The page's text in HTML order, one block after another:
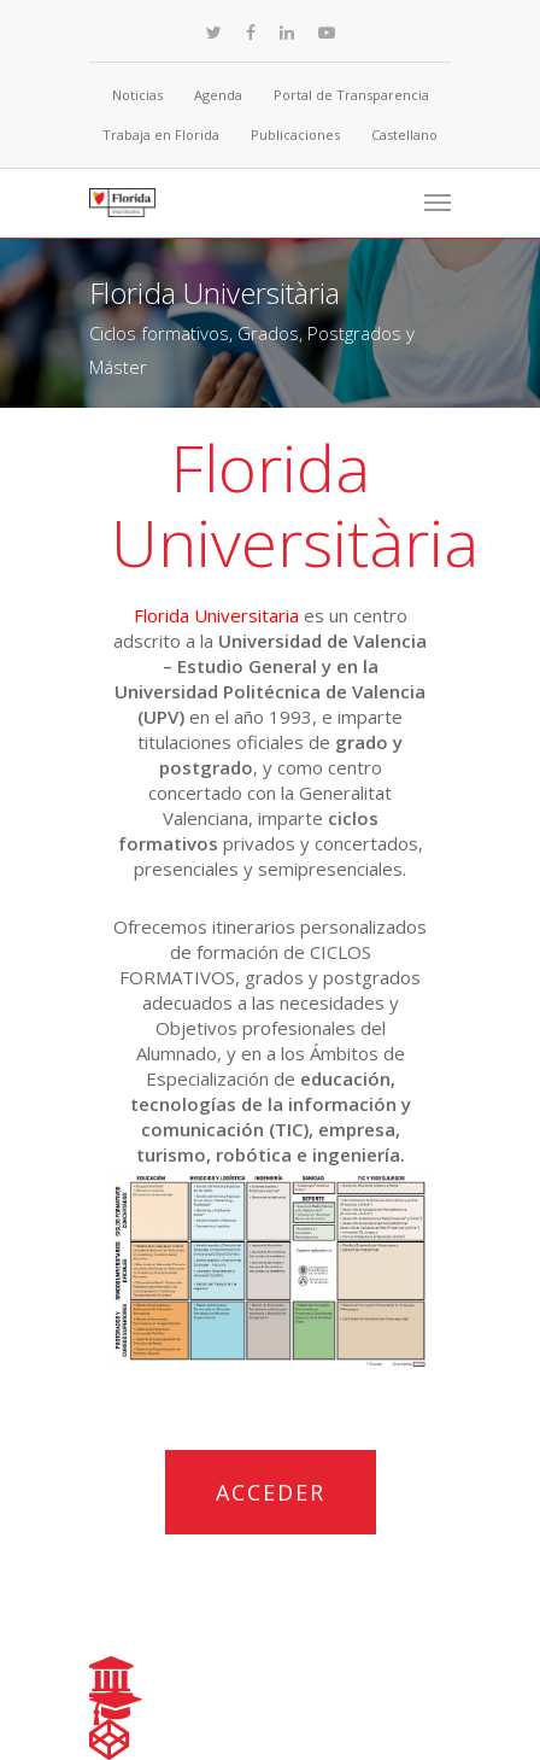
Noticias Agenda Portal de Transparencia
Trabaja en Florida Publicaciones Castellano
Florida Universitària
Ciclos formativos, Grados, Postgrados y
Máster
Florida
Universitària
Florida Universitaria es un centro
adscrito a la Universidad de Valencia
– Estudio General y en la
Universidad Politécnica de Valencia
(UPV) en el año 1993, e imparte
titulaciones oficiales de grado y
postgrado, y como centro
concertado con la Generalitat
Valenciana, imparte ciclos
formativos privados y concertados,
presenciales y semipresenciales.
Ofrecemos itinerarios personalizados
de formación de CICLOS
FORMATIVOS, grados y postgrados
adecuados a las necesidades y
Objetivos profesionales del
Alumnado, y en a los Ámbitos de
Especialización de educación,
tecnologías de la información y
comunicación (TIC), empresa,
turismo, robótica e ingeniería.
ACCEDER